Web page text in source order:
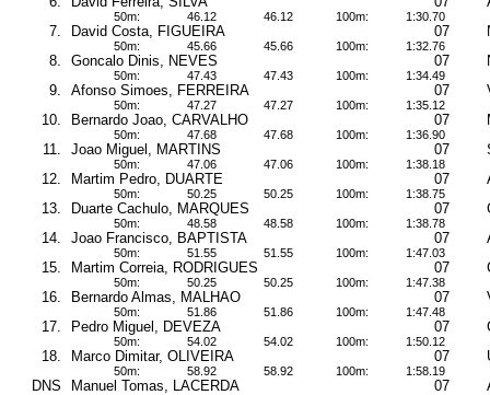
50m: 46.12 46.12 100m: 1:30.70
7. David Costa, FIGUEIRA 07
50m: 45.66 45.66 100m: 1:32.76
8. Goncalo Dinis, NEVES 07
50m: 47.43 47.43 100m: 1:34.49
9. Afonso Simoes, FERREIRA 07
50m: 47.27 47.27 100m: 1:35.12
10. Bernardo Joao, CARVALHO 07
50m: 47.68 47.68 100m: 1:36.90
11. Joao Miguel, MARTINS 07
50m: 47.06 47.06 100m: 1:38.18
12. Martim Pedro, DUARTE 07
50m: 50.25 50.25 100m: 1:38.75
13. Duarte Cachulo, MARQUES 07
50m: 48.58 48.58 100m: 1:38.78
14. Joao Francisco, BAPTISTA 07
50m: 51.55 51.55 100m: 1:47.03
15. Martim Correia, RODRIGUES 07
50m: 50.25 50.25 100m: 1:47.38
16. Bernardo Almas, MALHAO 07
50m: 51.86 51.86 100m: 1:47.48
17. Pedro Miguel, DEVEZA 07
50m: 54.02 54.02 100m: 1:50.12
18. Marco Dimitar, OLIVEIRA 07
50m: 58.92 58.92 100m: 1:58.19
DNS Manuel Tomas, LACERDA 07